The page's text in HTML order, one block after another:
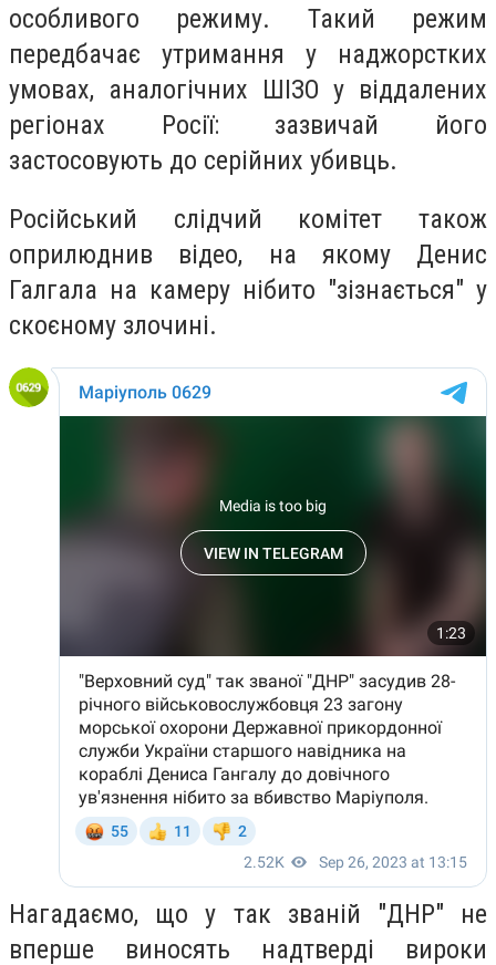
особливого режиму. Такий режим
передбачає утримання у наджорстких
умовах, аналогічних ШІЗО у віддалених
регіонах Росії: зазвичай його
застосовують до серійних убивць.
Російський слідчий комітет також
оприлюднив відео, на якому Денис
Галгала на камеру нібито "зізнається" у
скоєному злочині.
Нагадаємо, що у так званій "ДНР" не
вперше виносять надтверді вироки